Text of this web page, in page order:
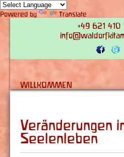
Powered by Translate
+49 621 410
WILLKOMMEN
Veränderungen
Seelenleben